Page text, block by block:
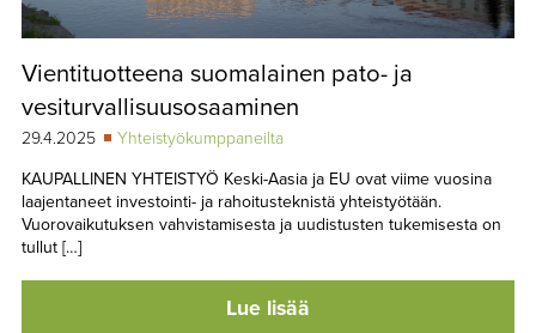
Vientituotteena suomalainen pato- ja
vesiturvallisuusosaaminen
29.4.2025
Yhteistyökumppaneilta
KAUPALLINEN YHTEISTYÖ Keski-Aasia ja EU ovat viime vuosina
laajentaneet investointi- ja rahoitusteknistä yhteistyötään.
Vuorovaikutuksen vahvistamisesta ja uudistusten tukemisesta on
tullut […]
Lue lisää